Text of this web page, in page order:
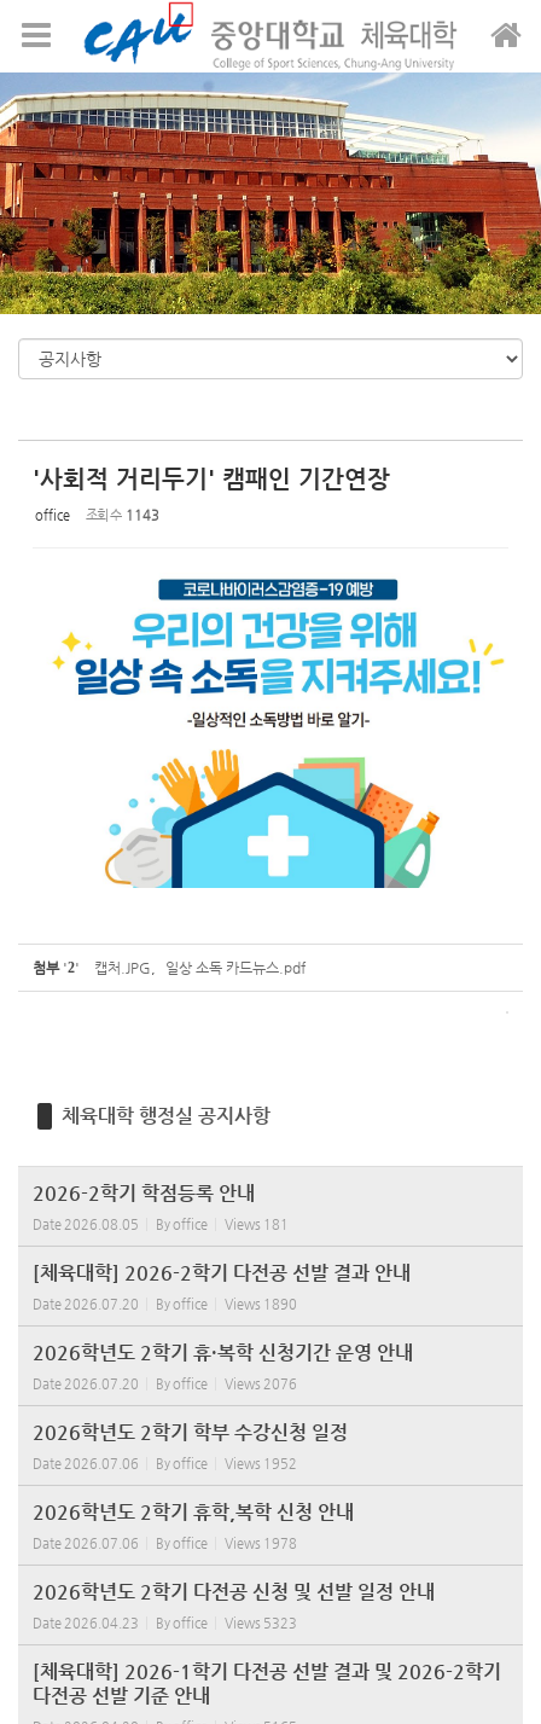
메뉴 건너뛰기
'사회적 거리두기' 캠패인 기간연장
office 조회 수 1143
첨부 '2' 캡처.JPG 일상 소독 카드뉴스.pdf
체육대학 행정실 공지사항
2026-2학기 학점등록 안내
Date 2026.08.05 Byoffice Views 181
[체육대학] 2026-2학기 다전공 선발 결과 안내
Date 2026.07.20 Byoffice Views 1890
2026학년도 2학기 휴·복학 신청기간 운영 안내
Date 2026.07.20 Byoffice Views 2076
2026학년도 2학기 학부 수강신청 일정
Date 2026.07.06 Byoffice Views 1952
2026학년도 2학기 휴학,복학 신청 안내
Date 2026.07.06 Byoffice Views 1978
2026학년도 2학기 다전공 신청 및 선발 일정 안내
Date 2026.04.23 Byoffice Views 5323
[체육대학] 2026-1학기 다전공 선발 결과 및 2026-2학기
다전공 선발 기준 안내